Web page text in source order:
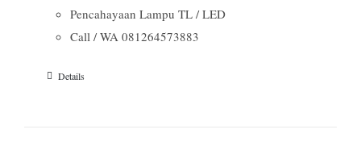
Pencahayaan Lampu TL / LED
Call / WA 081264573883
Details